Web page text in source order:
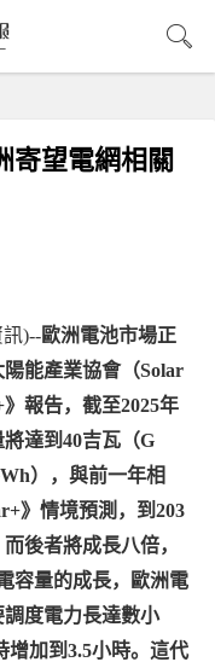
寄望電網相關
)--歐洲電池市場正
能產業協會（Solar
報告，截至2025年
達到40吉瓦（G
），與前一年相
》情境預測，到203
後者將成長八倍，
容量的成長，歐洲電
度電力長達數小
增加到3.5小時。這代